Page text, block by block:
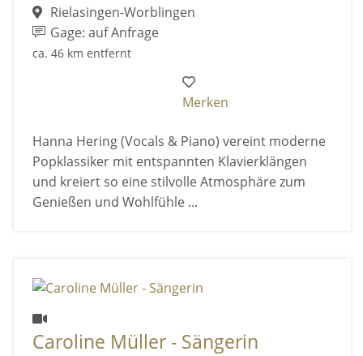
Rielasingen-Worblingen
Gage: auf Anfrage
ca. 46 km entfernt
Merken
Hanna Hering (Vocals & Piano) vereint moderne
Popklassiker mit entspannten Klavierklängen
und kreiert so eine stilvolle Atmosphäre zum
Genießen und Wohlfühle ...
Caroline Müller - Sängerin